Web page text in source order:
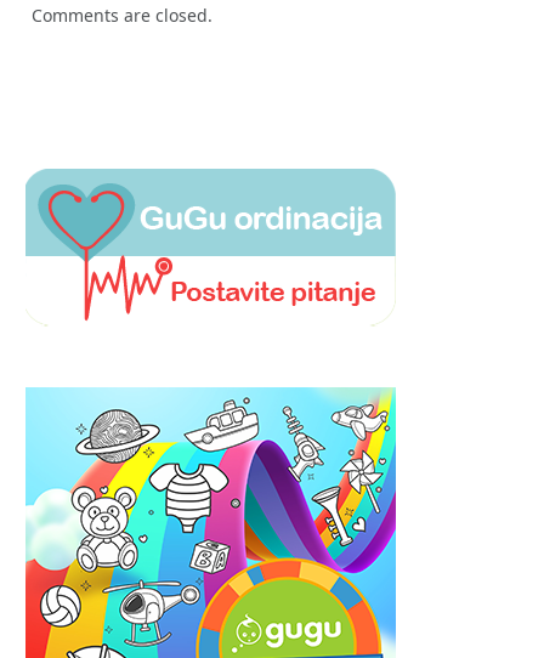
Comments are closed.